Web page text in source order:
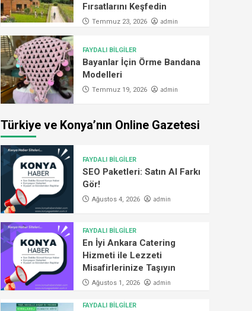
Fırsatlarını Keşfedin
Temmuz 23, 2026 admin
FAYDALI BİLGİLER
Bayanlar İçin Örme Bandana
Modelleri
Temmuz 19, 2026 admin
Türkiye ve Konya’nın Online Gazetesi
FAYDALI BİLGİLER
SEO Paketleri: Satın Al Farkı
Gör!
Ağustos 4, 2026 admin
FAYDALI BİLGİLER
En İyi Ankara Catering
Hizmeti ile Lezzeti
Misafirlerinize Taşıyın
Ağustos 1, 2026 admin
FAYDALI BİLGİLER